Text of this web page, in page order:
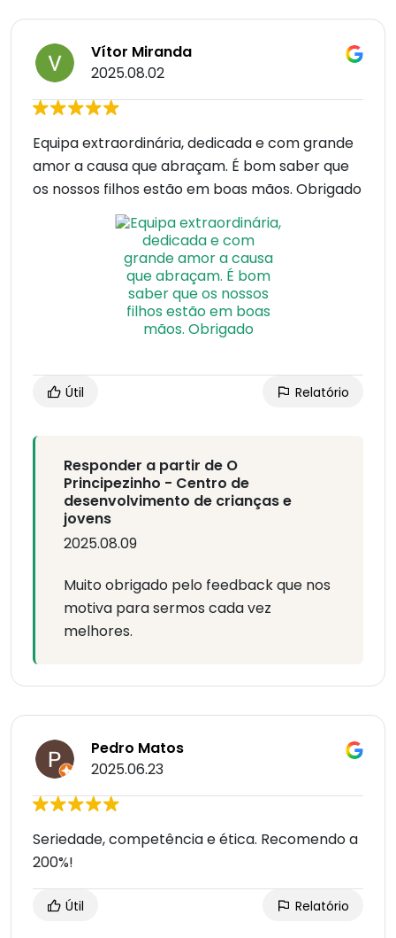
Vítor Miranda
2025.08.02
Equipa extraordinária, dedicada e com grande
amor a causa que abraçam. É bom saber que
os nossos filhos estão em boas mãos. Obrigado
Útil Relatório
Responder a partir de O
Principezinho - Centro de
desenvolvimento de crianças e
jovens
2025.08.09
Muito obrigado pelo feedback que nos
motiva para sermos cada vez
melhores.
Pedro Matos
2025.06.23
Seriedade, competência e ética. Recomendo a
200%!
Útil Relatório